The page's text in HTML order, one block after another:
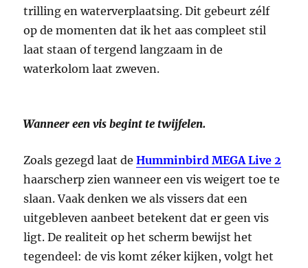
trilling en waterverplaatsing. Dit gebeurt zélf
op de momenten dat ik het aas compleet stil
laat staan of tergend langzaam in de
waterkolom laat zweven.
Wanneer een vis begint te twijfelen.
Zoals gezegd laat deHumminbird MEGA Live 2
haarscherp zien wanneer een vis weigert toe te
slaan. Vaak denken we als vissers dat een
uitgebleven aanbeet betekent dat er geen vis
ligt. De realiteit op het scherm bewijst het
tegendeel: de vis komt zéker kijken, volgt het